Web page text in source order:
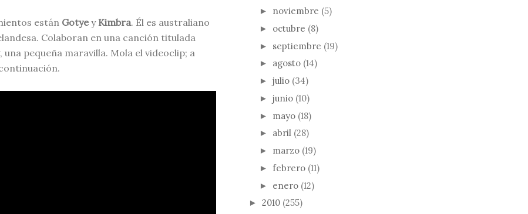
están Gotyey Kimbra. Él es australiano
Colaboran en una canción titulada
, una pequeña maravilla. Mola el videoclip; a
► noviembre (5)
► octubre (8)
► septiembre (19)
► agosto (14)
► julio (34)
► junio (10)
► mayo (18)
► abril (28)
► marzo (19)
► febrero (11)
► enero (12)
► 2010 (255)